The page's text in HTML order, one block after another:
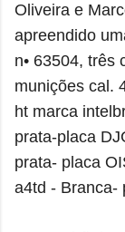
Oliveira e
apreendido
n• 63504, três
munições cal.
ht marca
prata-placa
prata- placa
a4td - Branca-